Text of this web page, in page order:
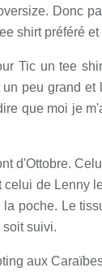
Donc
shirt préféré
Tic un tee
peu grand et
que moi je
d'Ottobre.
celui de Lenny
poche. Le
soit suivi.
aux